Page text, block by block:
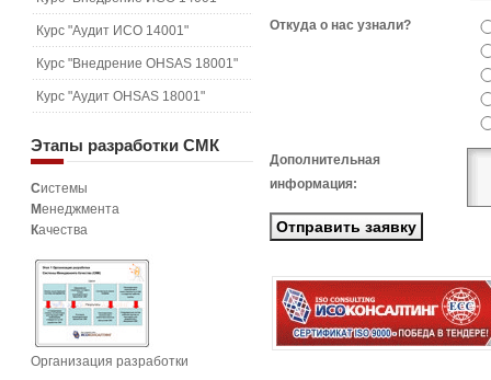
Откуда о нас узнали?
Дополнительная
информация:
Курс "Аудит ИСО 14001"
Курс "Внедрение OHSAS 18001"
Курс "Аудит OHSAS 18001"
Этапы разработки СМК
Системы
Менеджмента
Качества
Организация разработки